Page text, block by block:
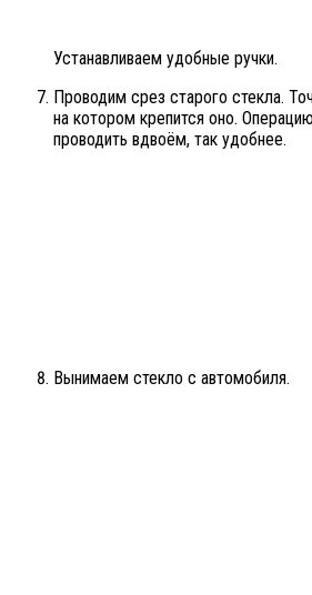
Устанавливаем удобные ручки.
Проводим срез старого стекла.
на котором крепится оно.
проводить вдвоём, так удобнее.
Вынимаем стекло с автомобиля.